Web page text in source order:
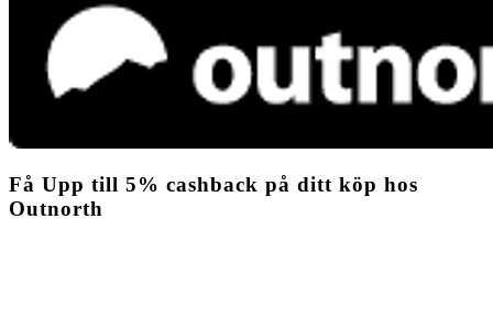
Få Upp till 5% cashback på ditt köp hos
Outnorth